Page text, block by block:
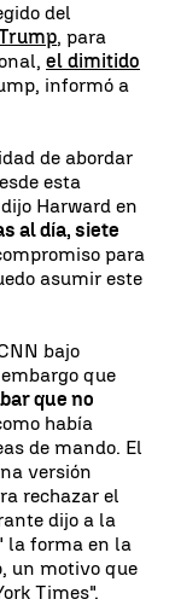
del
, para
el dimitido
informó a
de abordar
esta
Harward en
al día, siete
para
asumir este
bajo
que
que no
había
de mando. El
versión
rechazar el
dijo a la
la forma en la
un motivo que
Times".